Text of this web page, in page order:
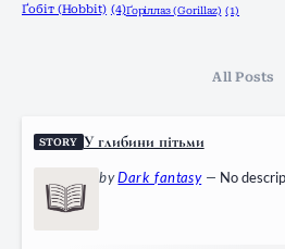
Ґобіт (Hobbit) (4)Ґоріллаз (Gorillaz) (1)
All Posts
STORY У глибини пітьми
byDark_fantasy— No